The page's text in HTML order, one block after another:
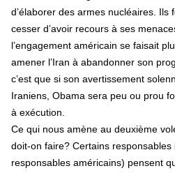
d’élaborer des armes nucléaires. Ils
cesser d’avoir recours à ses
l’engagement américain se faisait
amener l’Iran à abandonner son
c’est que si son avertissement
Iraniens, Obama sera peu ou prou
à exécution.
Ce qui nous amène au deuxième
doit-on faire? Certains
responsables américains) pensent